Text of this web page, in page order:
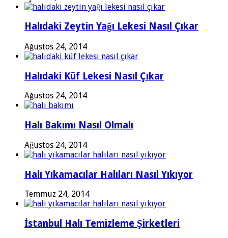
Halıdaki Zeytin Yağı Lekesi Nasıl Çıkar
Ağustos 24, 2014
Halıdaki Küf Lekesi Nasıl Çıkar
Ağustos 24, 2014
Halı Bakımı Nasıl Olmalı
Ağustos 24, 2014
Halı Yıkamacılar Halıları Nasıl Yıkıyor
Temmuz 24, 2014
İstanbul Halı Temizleme Şirketleri